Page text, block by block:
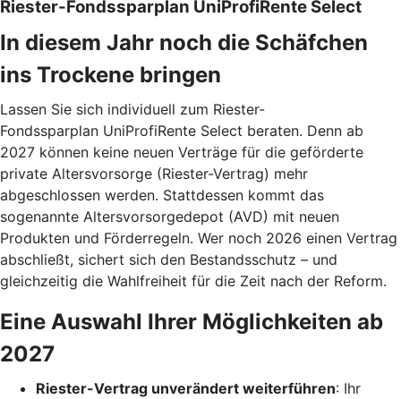
Riester-Fondssparplan UniProfiRente Select
In diesem Jahr noch die Schäfchen
ins Trockene bringen
Lassen Sie sich individuell zum Riester-
Fondssparplan UniProfiRente Select beraten. Denn ab
2027 können keine neuen Verträge für die geförderte
private Altersvorsorge (Riester-Vertrag) mehr
abgeschlossen werden. Stattdessen kommt das
sogenannte Altersvorsorgedepot (AVD) mit neuen
Produkten und Förderregeln. Wer noch 2026 einen Vertrag
abschließt, sichert sich den Bestandsschutz – und
gleichzeitig die Wahlfreiheit für die Zeit nach der Reform.
Eine Auswahl Ihrer Möglichkeiten ab
2027
Riester-Vertrag unverändert weiterführen: Ihr